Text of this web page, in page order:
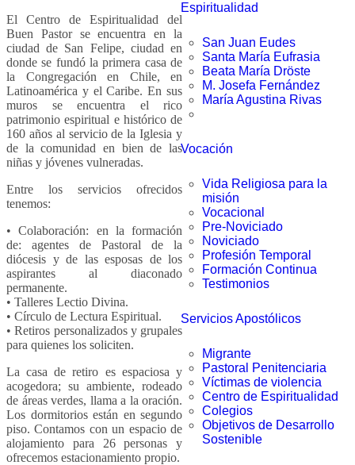
Espiritualidad
San Juan Eudes
Santa María Eufrasia
Beata María Dröste
M. Josefa Fernández
María Agustina Rivas
Vocación
Vida Religiosa para la
misión
Vocacional
Pre-Noviciado
Noviciado
Profesión Temporal
Formación Continua
Testimonios
Servicios Apostólicos
Migrante
Pastoral Penitenciaria
Víctimas de violencia
Centro de Espiritualidad
Colegios
Objetivos de Desarrollo
Sostenible
El Centro de Espiritualidad del
Buen Pastor se encuentra en la
ciudad de San Felipe, ciudad en
donde se fundó la primera casa de
la Congregación en Chile, en
Latinoamérica y el Caribe. En sus
muros se encuentra el rico
patrimonio espiritual e histórico de
160 años al servicio de la Iglesia y
de la comunidad en bien de las
niñas y jóvenes vulneradas.
Entre los servicios ofrecidos
tenemos:
• Colaboración: en la formación
de: agentes de Pastoral de la
diócesis y de las esposas de los
aspirantes al diaconado
permanente.
• Talleres Lectio Divina.
• Círculo de Lectura Espiritual.
• Retiros personalizados y grupales
para quienes los soliciten.
La casa de retiro es espaciosa y
acogedora; su ambiente, rodeado
de áreas verdes, llama a la oración.
Los dormitorios están en segundo
piso. Contamos con un espacio de
alojamiento para 26 personas y
ofrecemos estacionamiento propio.